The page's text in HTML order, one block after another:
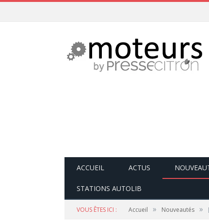
ACCUEIL ACTUS
STATIONS AUTOLIB
VOUS ÊTES ICI : Accueil » Nouveautés »